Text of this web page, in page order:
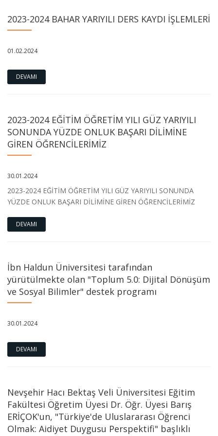
2023-2024 BAHAR YARIYILI DERS KAYDI İŞLEMLERİ
01.02.2024
DEVAMI
2023-2024 EĞİTİM ÖĞRETİM YILI GÜZ YARIYILI
SONUNDA YÜZDE ONLUK BAŞARI DİLİMİNE
GİREN ÖĞRENCİLERİMİZ
30.01.2024
2023-2024 EĞİTİM ÖĞRETİM YILI GÜZ YARIYILI SONUNDA
YÜZDE ONLUK BAŞARI DİLİMİNE GİREN ÖĞRENCİLERİMİZ
DEVAMI
İbn Haldun Üniversitesi tarafından
yürütülmekte olan "Toplum 5.0: Dijital Dönüşüm
ve Sosyal Bilimler" destek programı
30.01.2024
DEVAMI
Nevşehir Hacı Bektaş Veli Üniversitesi Eğitim
Fakültesi Öğretim Üyesi Dr. Öğr. Üyesi Barış
ERİÇOK'un, "Türkiye'de Uluslararası Öğrenci
Olmak: Aidiyet Duygusu Perspektifi" başlıklı